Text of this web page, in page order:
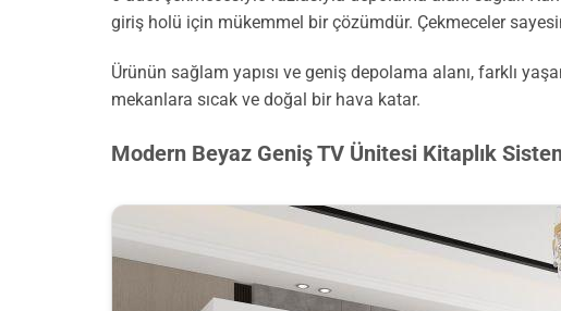
giriş holü için mükemmel bir çözümdür. Çekmeceler
Ürünün sağlam yapısı ve geniş depolama alanı, farklı
mekanlara sıcak ve doğal bir hava katar.
Modern Beyaz Geniş TV Ünitesi Kitaplık